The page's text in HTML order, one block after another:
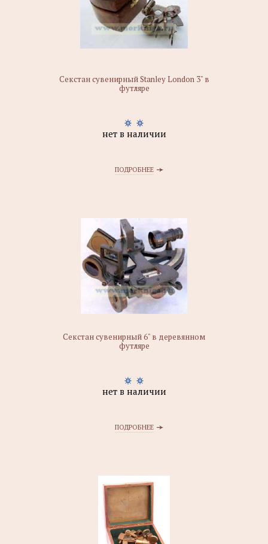
Секстан сувенирный Stanley London 3" в
футляре
нет в наличии
ПОДРОБНЕЕ
Секстан сувенирный 6" в деревянном
футляре
нет в наличии
ПОДРОБНЕЕ